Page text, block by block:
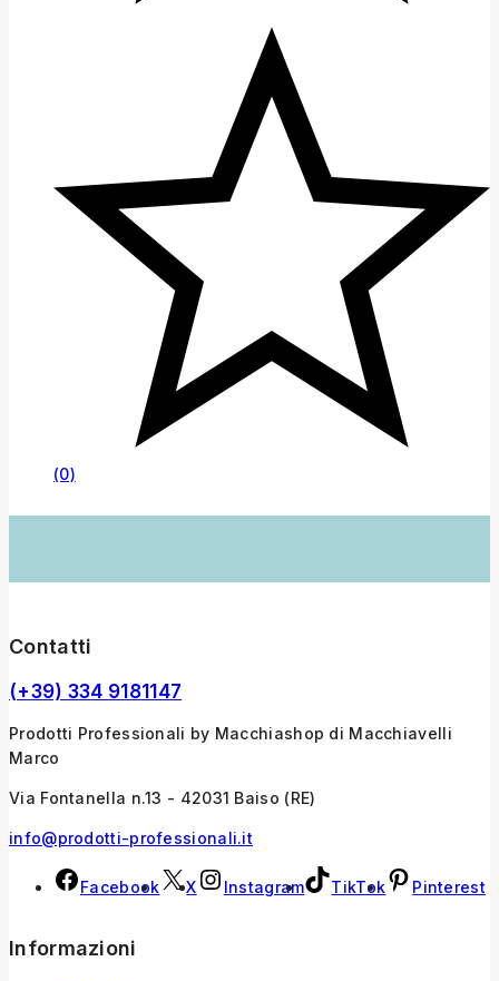
(0)
Contatti
(+39) 334 9181147
Prodotti Professionali by Macchiashop di Macchiavelli
Marco
Via Fontanella n.13 - 42031 Baiso (RE)
info@prodotti-professionali.it
Facebook X Instagram TikTok Pinterest
Informazioni